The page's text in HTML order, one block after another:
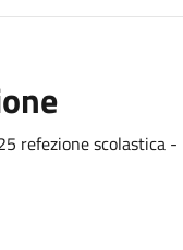
refezione scolastica -